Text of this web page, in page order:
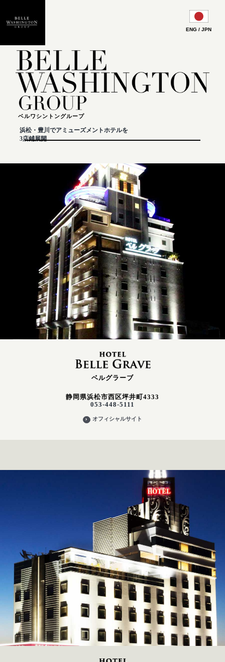
content
ENG / JPN
ベルワシントングループ
浜松・豊川でアミューズメントホテルを
3店鋪展開
ベルグラーブ
静岡県浜松市西区坪井町4333
053-448-5111
オフィシャルサイト